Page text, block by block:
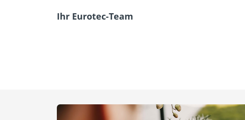
Ihr Eurotec-Team